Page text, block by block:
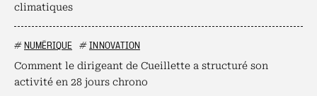
climatiques
# NUMÉRIQUE # INNOVATION
Comment le dirigeant de Cueillette a structuré son
activité en 28 jours chrono